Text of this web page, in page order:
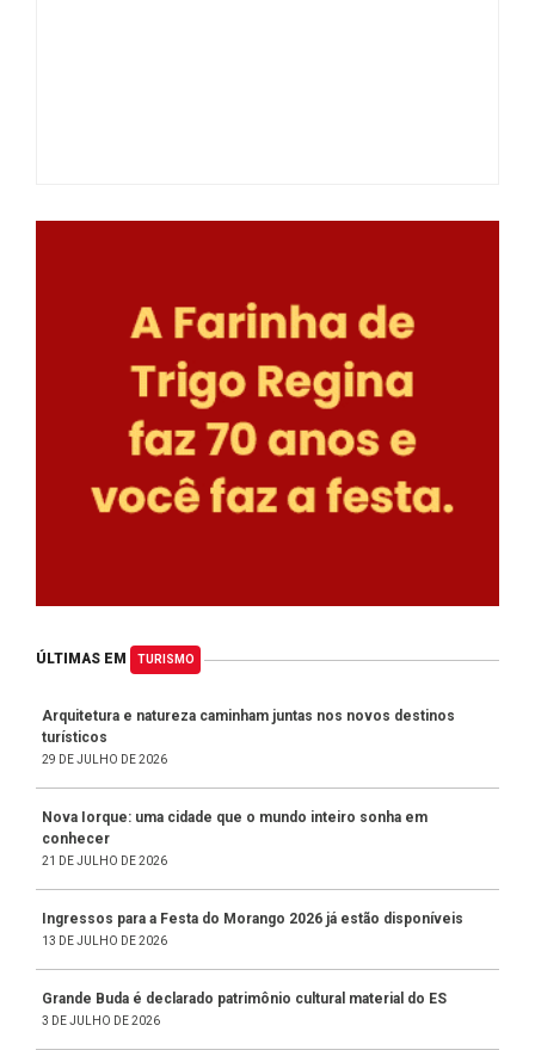
ÚLTIMAS EM TURISMO
Arquitetura e natureza caminham juntas nos novos destinos
turísticos
29 DE JULHO DE 2026
Nova Iorque: uma cidade que o mundo inteiro sonha em
conhecer
21 DE JULHO DE 2026
Ingressos para a Festa do Morango 2026 já estão disponíveis
13 DE JULHO DE 2026
Grande Buda é declarado patrimônio cultural material do ES
3 DE JULHO DE 2026